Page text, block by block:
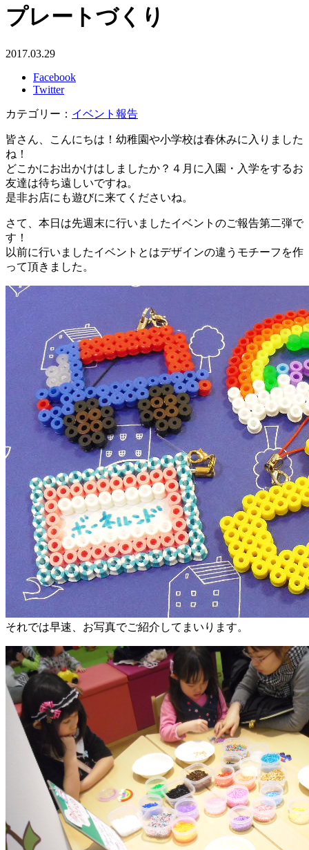
プレートづくり
2017.03.29
Facebook
Twitter
カテゴリー： イベント報告
皆さん、こんにちは！幼稚園や小学校は春休みに入りました
ね！
どこかにお出かけはしましたか？４月に入園・入学をするお
友達は待ち遠しいですね。
是非お店にも遊びに来てくださいね。
さて、本日は先週末に行いましたイベントのご報告第二弾で
す！
以前に行いましたイベントとはデザインの違うモチーフを作
って頂きました。
それでは早速、お写真でご紹介してまいります。